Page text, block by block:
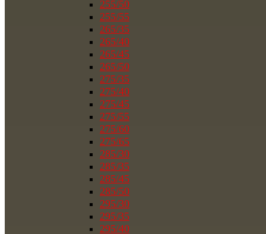
255/50
255/55
265/35
265/40
265/45
265/50
275/35
275/40
275/45
275/55
275/60
275/65
285/30
285/35
285/45
285/50
295/30
295/35
295/40